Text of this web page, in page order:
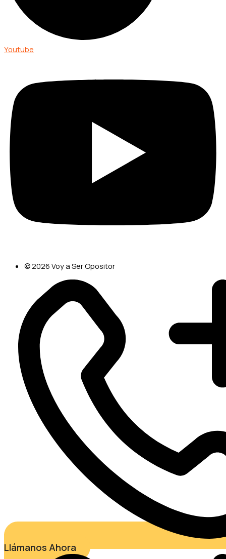
Youtube
© 2026 Voy a Ser Opositor
Llámanos Ahora